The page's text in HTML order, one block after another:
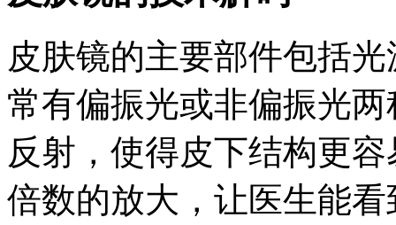
皮肤镜的主要部件包括
常有偏振光或非偏振光
反射，使得皮下结构更
倍数的放大，让医生能